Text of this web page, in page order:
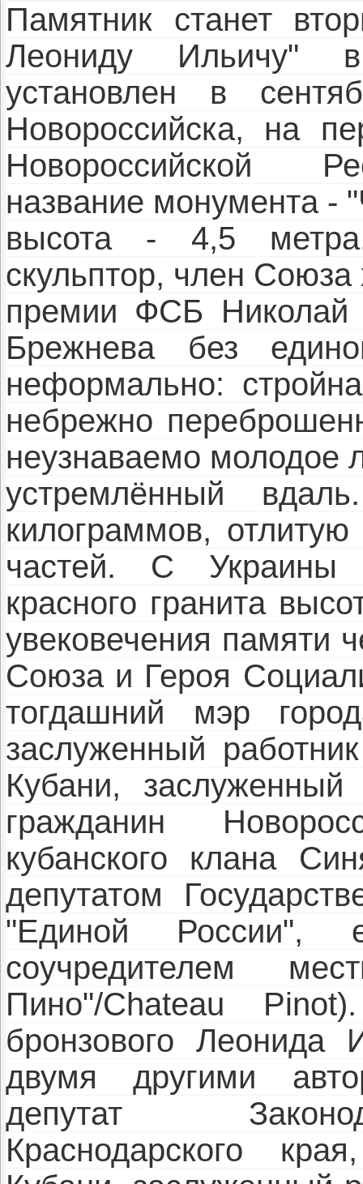
Памятник станет
Леониду Ильичу"
установлен в
Новороссийска, на
Новороссийской
название монумента -
высота - 4,5
скульптор, член
премии ФСБ Николай
Брежнева без
неформально:
небрежно
неузнаваемо молодое
устремлённый
килограммов,
частей. С Украины
красного гранита
увековечения памяти
Союза и Героя
тогдашний мэр
заслуженный
Кубани,
гражданин
кубанского клана
депутатом
"Единой России",
соучредителем
Пино"/Chateau
бронзового
двумя другими
депутат
Краснодарского